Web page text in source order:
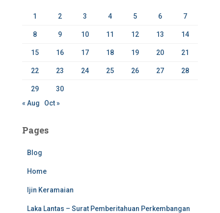
1 2 3 4 5 6 7
8 9 10 11 12 13 14
15 16 17 18 19 20 21
22 23 24 25 26 27 28
29
30
« Aug
Oct »
Pages
Blog
Home
Ijin Keramaian
Laka Lantas – Surat Pemberitahuan Perkembangan